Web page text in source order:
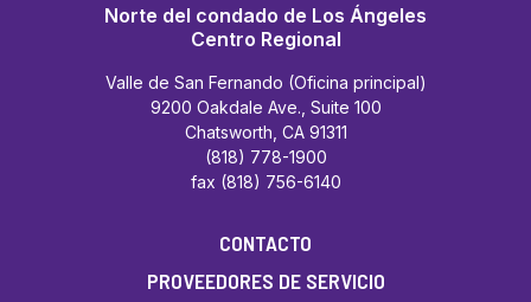
Norte del condado de Los Ángeles
Centro Regional
Valle de San Fernando (Oficina principal)
9200 Oakdale Ave., Suite 100
Chatsworth, CA 91311
(818) 778-1900
fax (818) 756-6140
CONTACTO
PROVEEDORES DE SERVICIO